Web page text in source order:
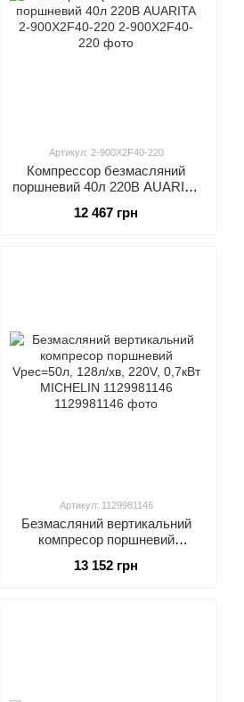
Артикул: 2-900X2F40-220
Компрессор безмасляний
поршневий 40л 220В AUARITA
12 467 грн
Артикул: 1129981146
Безмасляний вертикальний
компресор поршневий
0,7кВт MICHELIN 1129981146
13 152 грн